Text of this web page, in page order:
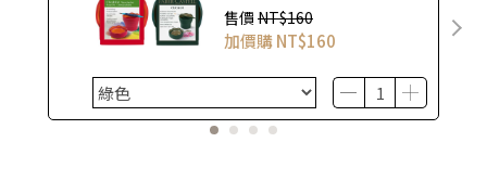
售價 NT$160
加價購NT$160